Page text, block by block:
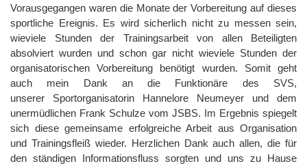
Vorausgegangen waren die Monate der Vorbereitung auf dieses
sportliche Ereignis. Es wird sicherlich nicht zu messen sein,
wieviele Stunden der Trainingsarbeit von allen Beteiligten
absolviert wurden und schon gar nicht wieviele Stunden der
organisatorischen Vorbereitung benötigt wurden. Somit geht
auch mein Dank an die Funktionäre des SVS,
unserer Sportorganisatorin Hannelore Neumeyer und dem
unermüdlichen Frank Schulze vom JSBS. Im Ergebnis spiegelt
sich diese gemeinsame erfolgreiche Arbeit aus Organisation
und Trainingsfleiß wieder. Herzlichen Dank auch allen, die für
den ständigen Informationsfluss sorgten und uns zu Hause